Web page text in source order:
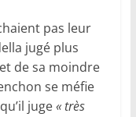
pas leur
jugé plus
de sa moindre
se méfie
juge« très